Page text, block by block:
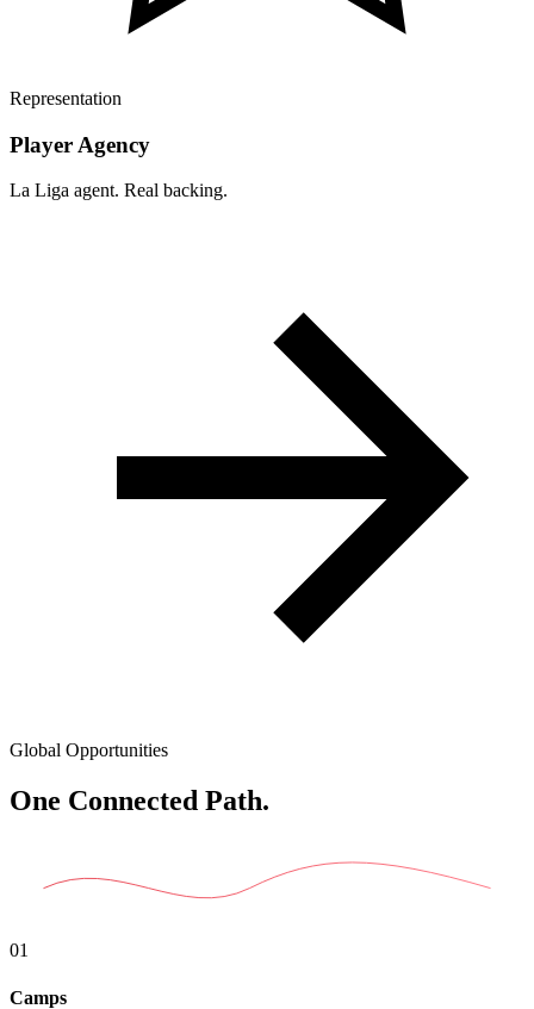
Representation
Player Agency
La Liga agent. Real backing.
Global Opportunities
One Connected Path.
01
Camps